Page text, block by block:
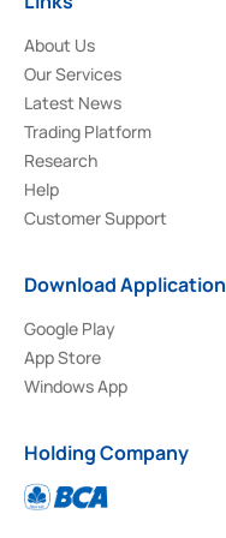
About Us
Our Services
Latest News
Trading Platform
Research
Help
Customer Support
Download Application
Google Play
App Store
Windows App
Holding Company